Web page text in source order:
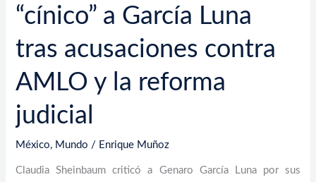
“cínico” a García Luna
tras acusaciones contra
AMLO y la reforma
judicial
México, Mundo / Enrique Muñoz
Claudia Sheinbaum criticó a Genaro García Luna por sus
judicial